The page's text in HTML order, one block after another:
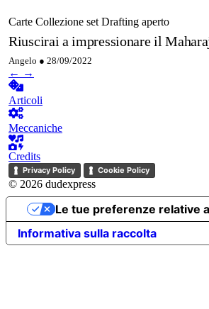
Carte Collezione set Drafting aperto
Riuscirai a impressionare il
Angelo ● 28/09/2022
← →
Articoli
Meccaniche
Credits
Privacy Policy Cookie Policy
© 2026 dudexpress
Informativa sulla raccolta
Le tue preferenze relative